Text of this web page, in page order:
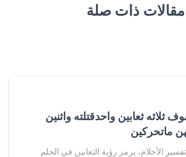
مقالات ذات صلة
ثلاثه ثعابين واحدقتلته واثنين
ماتحركين
الأحلام، يرمز رؤية الثعابين في الحلم